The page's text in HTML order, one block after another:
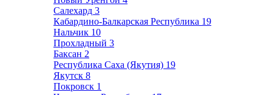
Салехард 3
Кабардино-Балкарская Республика 19
Нальчик 10
Прохладный 3
Баксан 2
Республика Саха (Якутия) 19
Якутск 8
Покровск 1